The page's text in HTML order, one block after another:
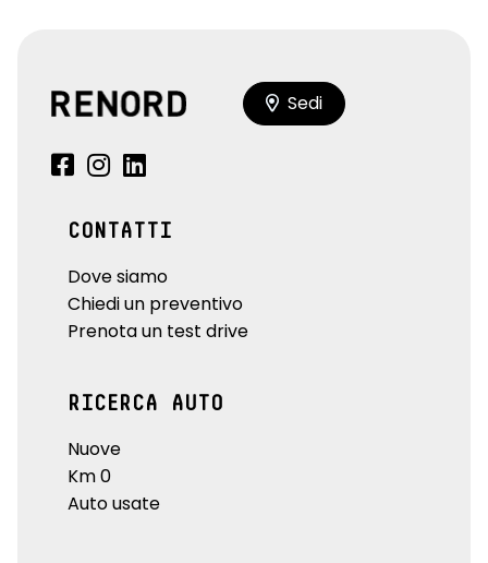
Sedi
CONTATTI
Dove siamo
Chiedi un preventivo
Prenota un test drive
RICERCA AUTO
Nuove
Km 0
Auto usate